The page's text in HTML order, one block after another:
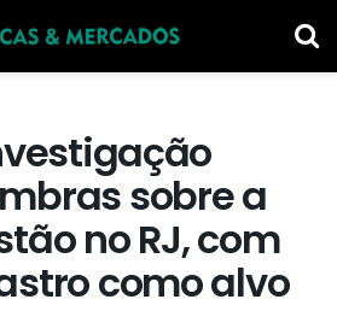
sobre a
no RJ, com
como alvo